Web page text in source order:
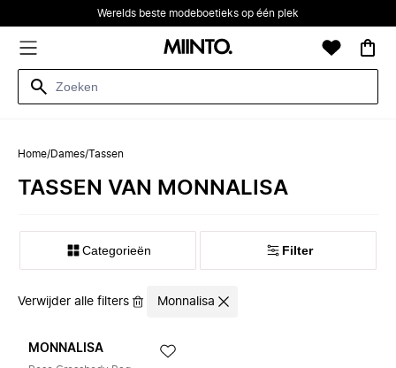
Werelds beste modeboetieks op één plek
Home/Dames/Tassen
TASSEN VAN MONNALISA
Categorieën Filter
Verwijder alle filters Monnalisa
MONNALISA